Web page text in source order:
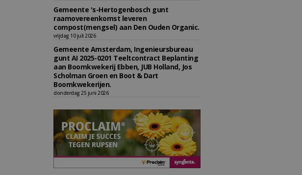
Gemeente 's-Hertogenbosch gunt
raamovereenkomst leveren
compost(mengsel) aan Den Ouden Organic.
vrijdag 10 juli 2026
Gemeente Amsterdam, Ingenieursbureau
gunt AI 2025-0201 Teeltcontract Beplanting
aan Boomkwekerij Ebben, JUB Holland, Jos
Scholman Groen en Boot & Dart
Boomkwekerijen.
donderdag 25 juni 2026